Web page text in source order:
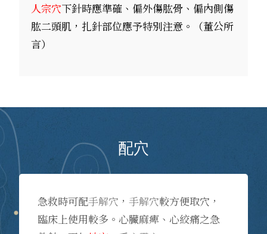
人宗穴下針時應準確、偏外傷肱骨、偏內側傷
肱二頭肌，扎針部位應予特別注意。（董公所
言）
配穴
急救時可配手解穴 ，手解穴較方便取穴，
臨床上使用較多。心臟麻痺、心絞痛之急